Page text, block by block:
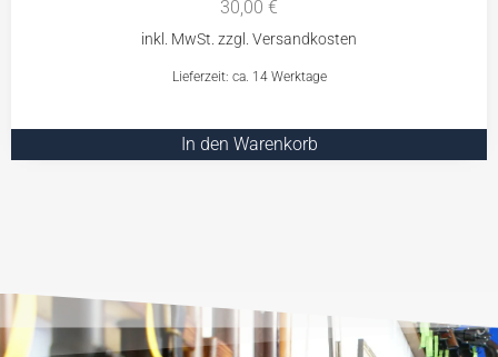
30,00 €
Lieferzeit: ca. 14 Werktage
In den Warenkorb